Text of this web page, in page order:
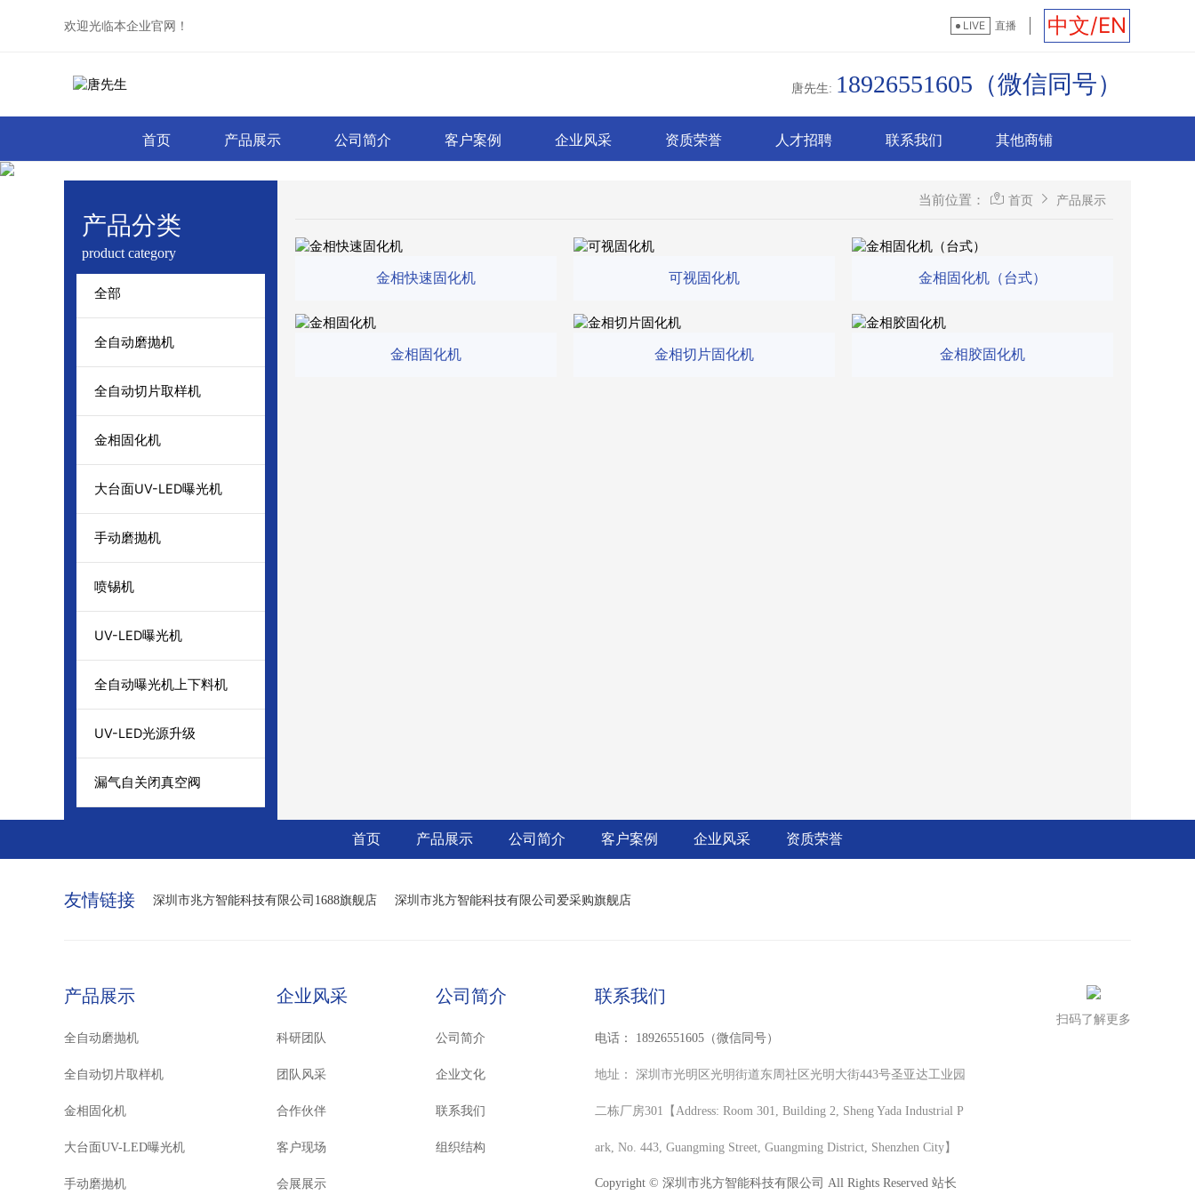
欢迎光临本企业官网！ LIVE 直播 中文/EN
唐先生: 18926551605（微信同号）
首页 产品展示 公司简介 客户案例 企业风采 资质荣誉 人才招聘 联系我们 其他商铺
产品分类
product category
全部
全自动磨抛机
全自动切片取样机
金相固化机
大台面UV-LED曝光机
手动磨抛机
喷锡机
UV-LED曝光机
全自动曝光机上下料机
UV-LED光源升级
漏气自关闭真空阀
当前位置： 首页 产品展示
金相快速固化机 可视固化机 金相固化机（台式）
金相固化机 金相切片固化机 金相胶固化机
首页 产品展示 公司简介 客户案例 企业风采 资质荣誉
友情链接 深圳市兆方智能科技有限公司1688旗舰店 深圳市兆方智能科技有限公司爱采购旗舰店
产品展示
全自动磨抛机
全自动切片取样机
金相固化机
大台面UV-LED曝光机
手动磨抛机
企业风采
科研团队
团队风采
合作伙伴
客户现场
会展展示
公司简介
公司简介
企业文化
联系我们
组织结构
联系我们
电话： 18926551605（微信同号）
地址： 深圳市光明区光明街道东周社区光明大街443号圣亚达工业园
二栋厂房301【Address: Room 301, Building 2, Sheng Yada Industrial P
ark, No. 443, Guangming Street, Guangming District, Shenzhen City】
Copyright © 深圳市兆方智能科技有限公司 All Rights Reserved 站长
扫码了解更多